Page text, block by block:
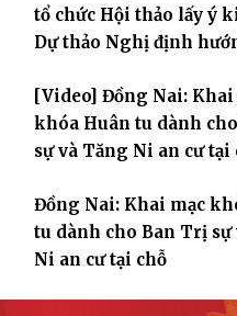
trường hạ chùa Quốc Ân Khải
tổ chức Hội thảo lấy ý
Dự thảo Nghị định
giáo
[Video] Đồng Nai: Khai
khóa Huân tu dành
sự và Tăng Ni an cư tại
Đồng Nai: Khai mạc
tu dành cho Ban Trị sự
Ni an cư tại chỗ